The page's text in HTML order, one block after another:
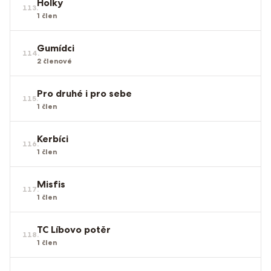
113.Holky
1 člen
114.Gumídci
2 členové
115.Pro druhé i pro sebe
1 člen
116.Kerbíci
1 člen
117.Misfis
1 člen
118.TC Líbovo potěr
1 člen